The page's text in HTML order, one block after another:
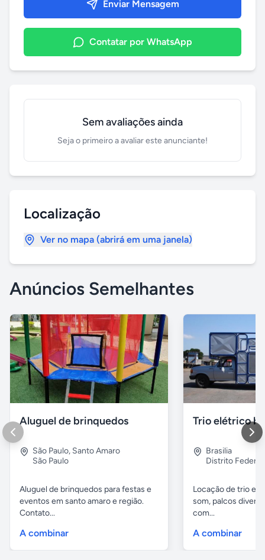
Enviar Mensagem
Contatar por WhatsApp
Sem avaliações ainda
Seja o primeiro a avaliar este anunciante!
Localização
Ver no mapa (abrirá em uma janela)
Anúncios Semelhantes
Aluguel de brinquedos
São Paulo, Santo Amaro
São Paulo
Aluguel de brinquedos para festas e
eventos em santo amaro e região.
Contato...
A combinar
Trio elétrico
Brasilia
Distrito Federal
Locação de trio
som, palcos
com...
A combinar